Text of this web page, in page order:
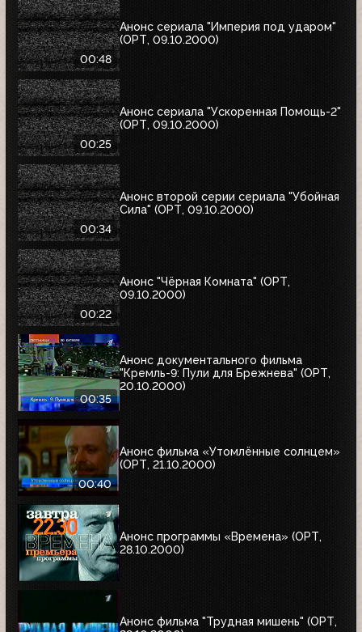
00:48
Анонс сериала "Империя под ударом"
(ОРТ, 09.10.2000)
00:25
Анонс сериала "Ускоренная Помощь-2"
(ОРТ, 09.10.2000)
00:34
Анонс второй серии сериала "Убойная
Сила" (ОРТ, 09.10.2000)
00:22
Анонс "Чёрная Комната" (ОРТ,
09.10.2000)
00:35
Анонс документального фильма
"Кремль-9: Пули для Брежнева" (ОРТ,
20.10.2000)
00:40
Анонс фильма «Утомлённые солнцем»
(ОРТ, 21.10.2000)
Анонс программы «Времена» (ОРТ,
28.10.2000)
Анонс фильма "Трудная мишень" (ОРТ,